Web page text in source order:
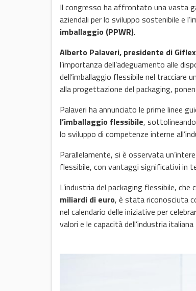
Il congresso ha affrontato una vasta
aziendali per lo sviluppo sostenibile e
imballaggio (PPWR).
Alberto Palaveri, presidente di Giflex
l’importanza dell’adeguamento alle
dell’imballaggio flessibile nel tracciare
alla progettazione del packaging,
Palaveri ha annunciato le prime linee
l’imballaggio flessibile,
lo sviluppo di competenze interne
Parallelamente, si è osservata
flessibile, con vantaggi significativi in
L’industria del packaging flessibile, che
miliardi di euro, è stata riconosciuta
nel calendario delle iniziative per
valori e le capacità dell’industria